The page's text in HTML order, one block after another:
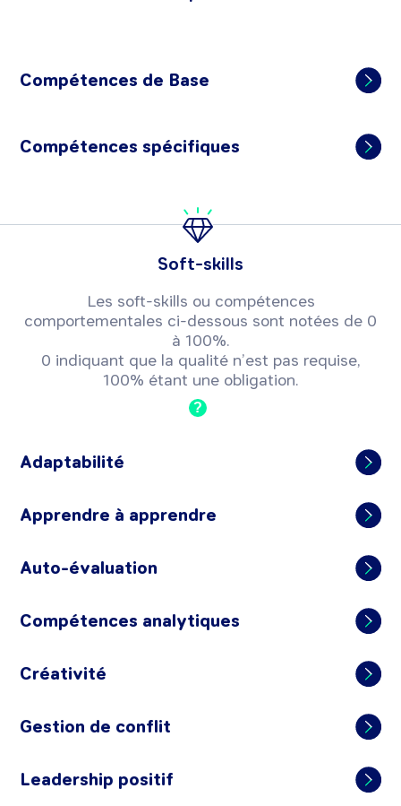
Compétences de Base
Compétences spécifiques
Soft-skills
Les soft-skills ou compétences
comportementales ci-dessous sont notées de 0
à 100%.
0 indiquant que la qualité n’est pas requise,
100% étant une obligation.
?
Adaptabilité
Apprendre à apprendre
Auto-évaluation
Compétences analytiques
Créativité
Gestion de conflit
Leadership positif